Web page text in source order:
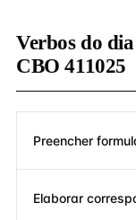
Verbos do
CBO 411025
Preencher
Elaborar